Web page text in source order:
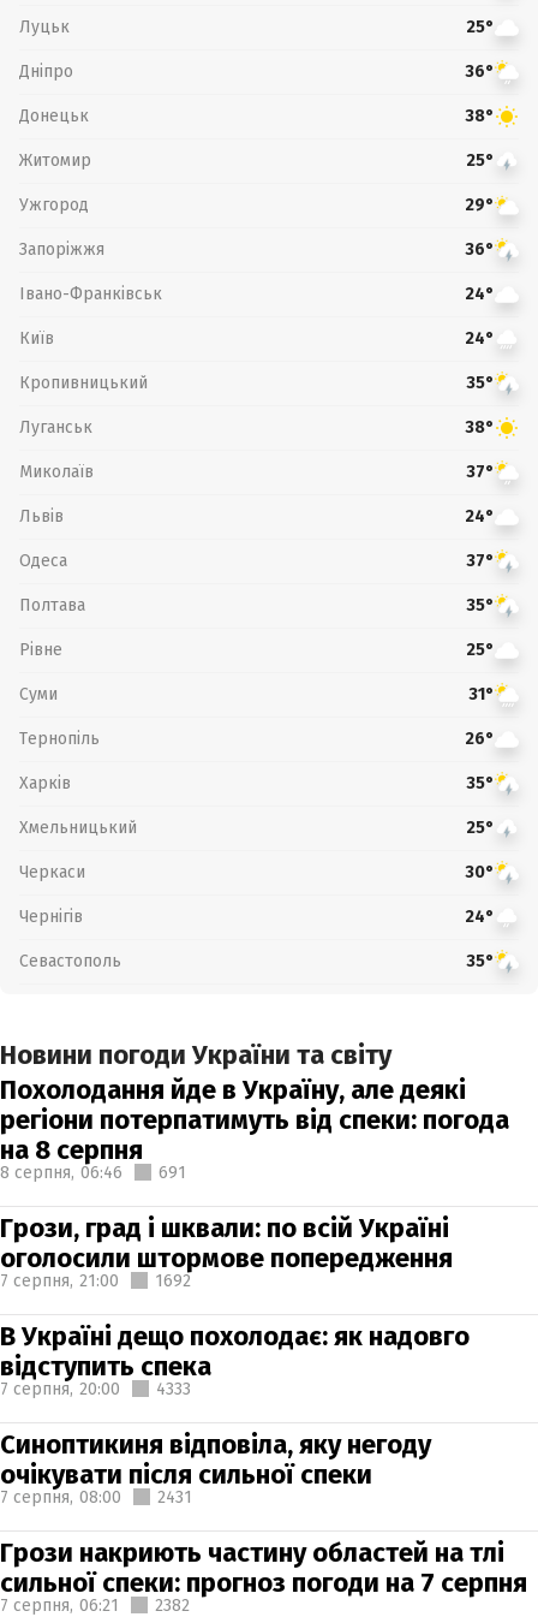
Луцьк 25°
Дніпро 36°
Донецьк 38°
Житомир 25°
Ужгород 29°
Запоріжжя 36°
Івано-Франківськ 24°
Київ 24°
Кропивницький 35°
Луганськ 38°
Миколаїв 37°
Львів 24°
Одеса 37°
Полтава 35°
Рівне 25°
Суми 31°
Тернопіль 26°
Харків 35°
Хмельницький 25°
Черкаси 30°
Чернігів 24°
Севастополь 35°
Новини погоди України та світу
Похолодання йде в Україну, але деякі
регіони потерпатимуть від спеки: погода
на 8 серпня
8 серпня, 06:46 691
Грози, град і шквали: по всій Україні
оголосили штормове попередження
7 серпня, 21:00 1692
В Україні дещо похолодає: як надовго
відступить спека
7 серпня, 20:00 4333
Синоптикиня відповіла, яку негоду
очікувати після сильної спеки
7 серпня, 08:00 2431
Грози накриють частину областей на тлі
сильної спеки: прогноз погоди на 7 серпня
7 серпня, 06:21 2382